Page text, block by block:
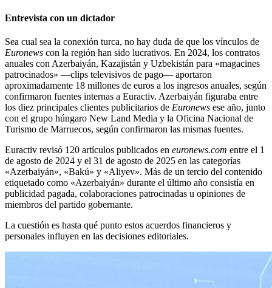
Entrevista con un dictador
Sea cual sea la conexión turca, no hay duda de que los vínculos de
Euronews con la región han sido lucrativos. En 2024, los contratos
anuales con Azerbaiyán, Kazajistán y Uzbekistán para «magacines
patrocinados» —clips televisivos de pago— aportaron
aproximadamente 18 millones de euros a los ingresos anuales, según
confirmaron fuentes internas a Euractiv. Azerbaiyán figuraba entre
los diez principales clientes publicitarios de Euronews ese año, junto
con el grupo húngaro New Land Media y la Oficina Nacional de
Turismo de Marruecos, según confirmaron las mismas fuentes.
Euractiv revisó 120 artículos publicados en euronews.com entre el 1
de agosto de 2024 y el 31 de agosto de 2025 en las categorías
«Azerbaiyán», «Bakú» y «Aliyev». Más de un tercio del contenido
etiquetado como «Azerbaiyán» durante el último año consistía en
publicidad pagada, colaboraciones patrocinadas u opiniones de
miembros del partido gobernante.
La cuestión es hasta qué punto estos acuerdos financieros y
personales influyen en las decisiones editoriales.